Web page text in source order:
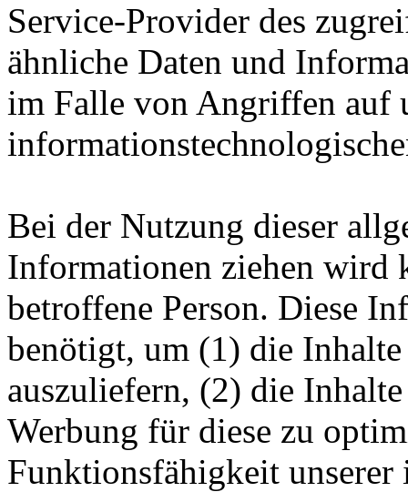
Service-Provider des
ähnliche Daten und
im Falle von Angriffen auf
Bei der Nutzung dieser
Informationen ziehen wird
betroffene Person. Diese
benötigt, um (1) die
auszuliefern, (2) die
Werbung für diese zu
Funktionsfähigkeit